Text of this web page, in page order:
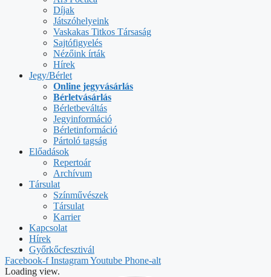
Díjak
Játszóhelyeink
Vaskakas Titkos Társaság
Sajtófigyelés
Nézőink írták
Hírek
Jegy/Bérlet
Online jegyvásárlás
Bérletvásárlás
Bérletbeváltás
Jegyinformáció
Bérletinformáció
Pártoló tagság
Előadások
Repertoár
Archívum
Társulat
Színművészek
Társulat
Karrier
Kapcsolat
Hírek
Győrkőcfesztivál
Facebook-f InstagramYoutube Phone-alt
Loading view.